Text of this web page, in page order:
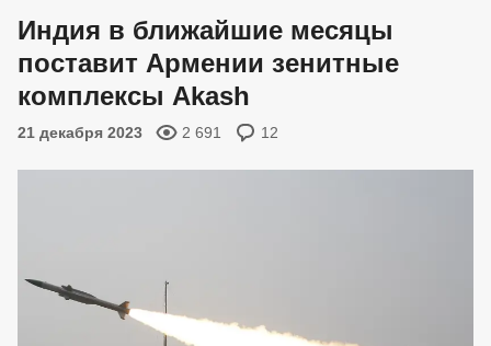
Индия в ближайшие месяцы
поставит Армении зенитные
комплексы Akash
21 декабря 2023 2 691 12